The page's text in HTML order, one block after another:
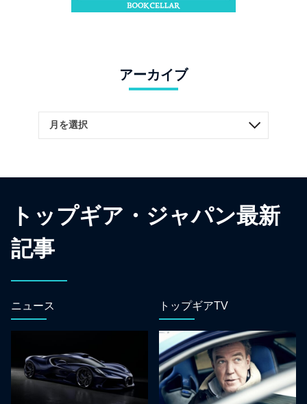
アーカイブ
トップギア・ジャパン最新
記事
ニュース トップギアTV